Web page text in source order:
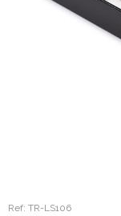
Ref: TR-LS106